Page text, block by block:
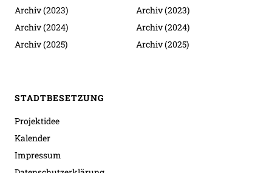
Archiv (2023)
Archiv (2024)
Archiv (2025)
Archiv (2023)
Archiv (2024)
Archiv (2025)
STADTBESETZUNG
Projektidee
Kalender
Impressum